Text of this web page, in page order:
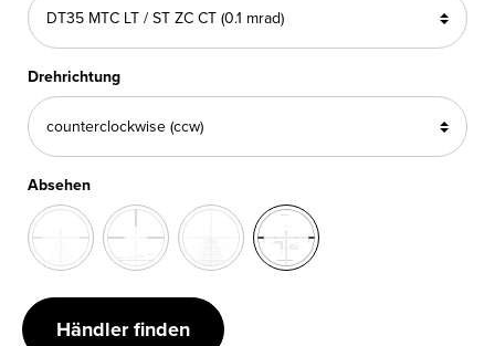
Drehrichtung
Absehen
Händler finden